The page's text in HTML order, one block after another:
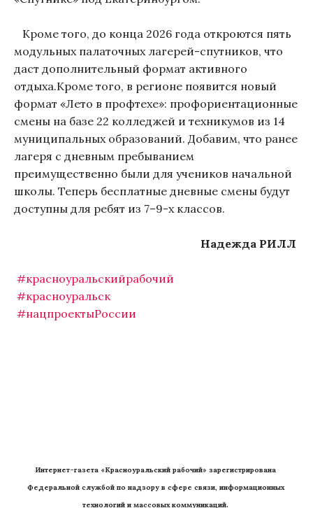
Кроме того, до конца 2026 года откроются пять
модульных палаточных лагерей-спутников, что
даст дополнительный формат активного
отдыха.Кроме того, в регионе появится новый
формат «Лето в профтехе»: профориентационные
смены на базе 22 колледжей и техникумов из 14
муниципальных образований. Добавим, что ранее
лагеря с дневным пребыванием
преимущественно были для учеников начальной
школы. Теперь бесплатные дневные смены будут
доступны для ребят из 7–9-х классов.
Надежда РИЛЛ
#красноуральскийрабочий
#красноуральск
#нацпроектыРоссии
Интернет-газета «Красноуральский рабочий» зарегистрирована
Федеральной службой по надзору в сфере связи, информационных
технологий и массовых коммуникаций.